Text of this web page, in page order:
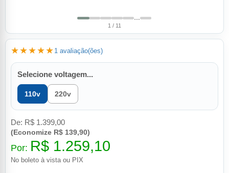
…
1 / 11
★★★★★ 1 avaliação(ões)
Selecione voltagem...
110v 220v
De: R$ 1.399,00
(Economize R$ 139,90)
Por: R$ 1.259,10
No boleto à vista ou PIX